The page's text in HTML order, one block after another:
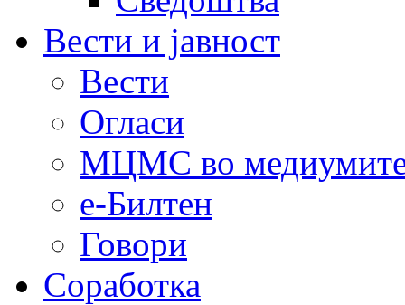
Вести и јавност
Вести
Огласи
МЦМС во
е-Билтен
Говори
Соработка